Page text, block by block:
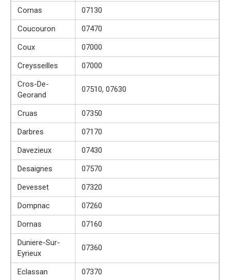
Cornas
07130
Coucouron
07470
Coux
07000
Creysseilles
07000
Cros-De-
Georand
07510, 07630
Cruas
07350
Darbres
07170
Davezieux
07430
Desaignes
07570
Devesset
07320
Dompnac
07260
Dornas
07160
Duniere-Sur-
Eyrieux
07360
Eclassan
07370